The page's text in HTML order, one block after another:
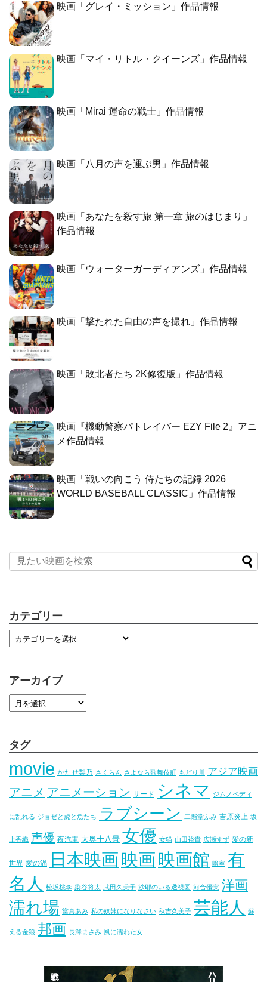
映画「グレイ・ミッション」作品情報
映画「マイ・リトル・クイーンズ」作品情報
映画「Mirai 運命の戦士」作品情報
映画「八月の声を運ぶ男」作品情報
映画「あなたを殺す旅 第一章 旅のはじまり」
作品情報
映画「ウォーターガーディアンズ」作品情報
映画「撃たれた自由の声を撮れ」作品情報
映画「敗北者たち 2K修復版」作品情報
映画『機動警察パトレイバー EZY File 2』アニ
メ作品情報
映画「戦いの向こう 侍たちの記録 2026
WORLD BASEBALL CLASSIC」作品情報
カテゴリー
アーカイブ
タグ
movie かたせ梨乃 さくらん さよなら歌舞伎町 もどり川 アジア映画
アニメ アニメーション サード シネマ ジムノペディ
に乱れる ジョゼと虎と魚たち ラブシーン 二階堂ふみ 吉原炎上 坂
上香織 声優 夜汽車 大奥十八景 女優 女猫 山田裕貴 広瀬すず 愛の新
世界 愛の渦 日本映画映画映画館 暗室 有
名人
松坂桃李 染谷将太 武田久美子 沙耶のいる透視図 河合優実 洋画
濡れ場 當真あみ 私の奴隷になりなさい 秋吉久美子 芸能人 蘇
える金狼 邦画 長澤まさみ 風に濡れた女